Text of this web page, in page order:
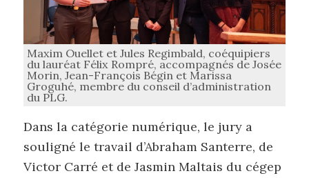
Maxim Ouellet et Jules Regimbald, coéquipiers
du lauréat Félix Rompré, accompagnés de Josée
Morin, Jean-François Bégin et Marissa
Groguhé, membre du conseil d’administration
du PLG.
Dans la catégorie numérique, le jury a
souligné le travail d’Abraham Santerre, de
Victor Carré et de Jasmin Maltais du cégep